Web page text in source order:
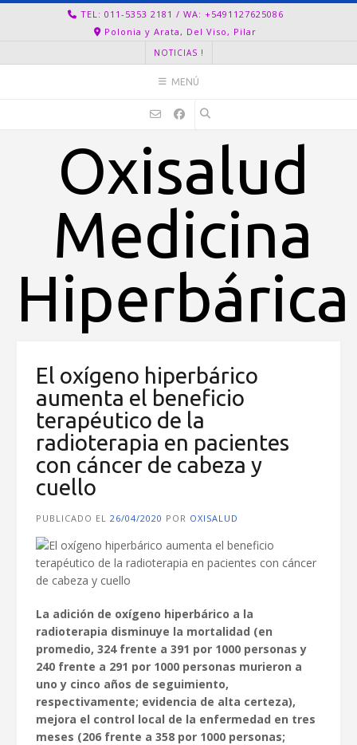
Ir
TEL: 011-5353 2181 / WA: +5491127625086
Polonia y Arata, Del Viso, Pilar
NOTICIAS !
MENÚ
Oxisalud
Medicina
Hiperbárica
El oxígeno hiperbárico
aumenta el beneficio
terapéutico de la
radioterapia en pacientes
con cáncer de cabeza y
cuello
PUBLICADO EL 26/04/2020 POR OXISALUD
La adición de oxígeno hiperbárico a la
radioterapia disminuye la mortalidad (en
promedio, 324 frente a 391 por 1000 personas y
240 frente a 291 por 1000 personas murieron a
uno y cinco años de seguimiento,
respectivamente; evidencia de alta certeza),
mejora el control local de la enfermedad en tres
meses (206 frente a 358 por 1000 personas;